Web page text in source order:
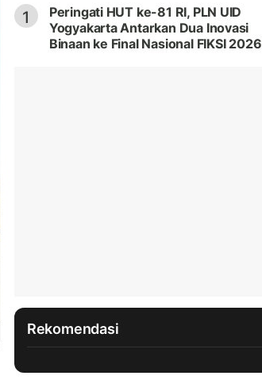
1
Peringati HUT ke-81 RI, PLN UID
Yogyakarta Antarkan Dua Inovasi
Binaan ke Final Nasional FIKSI 2026
Rekomendasi